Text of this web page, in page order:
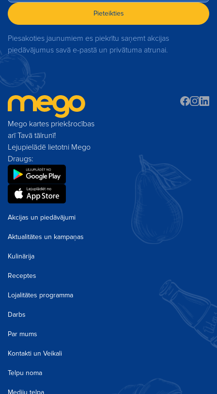
Pieteikties
Piesakoties jaunumiem es piekrītu saņemt akcijas
piedāvājumus savā e-pastā un privātuma atrunai.
Mego kartes priekšrocības
arī Tavā tālrunī!
Lejupielādē lietotni Mego
Draugs:
Akcijas un piedāvājumi
Aktualitātes un kampaņas
Kulinārija
Receptes
Lojalitātes programma
Darbs
Par mums
Kontakti un Veikali
Telpu noma
Mediju telpa